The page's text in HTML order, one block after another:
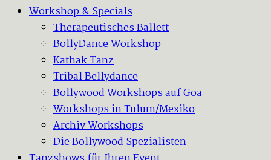
Workshop & Specials
Therapeutisches Ballett
BollyDance Workshop
Kathak Tanz
Tribal Bellydance
Bollywood Workshops auf Goa
Workshops in Tulum/Mexiko
Archiv Workshops
Die Bollywood Spezialisten